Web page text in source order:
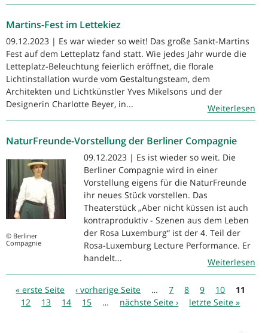
Martins-Fest im Lettekiez
09.12.2023 | Es war wieder so weit! Das große Sankt-Martins
Fest auf dem Letteplatz fand statt. Wie jedes Jahr wurde die
Letteplatz-Beleuchtung feierlich eröffnet, die florale
Lichtinstallation wurde vom Gestaltungsteam, dem
Architekten und Lichtkünstler Yves Mikelsons und der
Designerin Charlotte Beyer, in...
Weiterlesen
NaturFreunde-Vorstellung der Berliner Compagnie
© Berliner
Compagnie
09.12.2023 | Es ist wieder so weit. Die
Berliner Compagnie wird in einer
Vorstellung eigens für die NaturFreunde
ihr neues Stück vorstellen. Das
Theaterstück „Aber nicht küssen ist auch
kontraproduktiv - Szenen aus dem Leben
der Rosa Luxemburg“ ist der 4. Teil der
Rosa-Luxemburg Lecture Performance. Er
handelt...
Weiterlesen
Seiten
« erste Seite ‹ vorherige Seite … 7 8 9 10
11
12
13 14 15 … nächste Seite › letzte Seite »